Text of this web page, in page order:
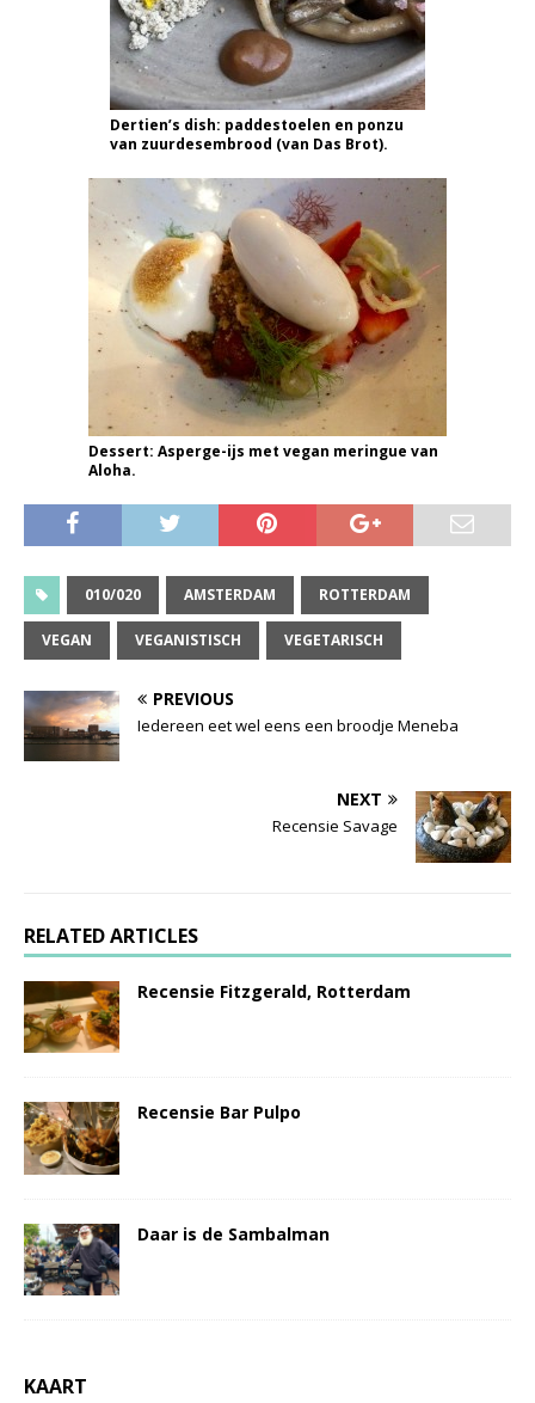
Dertien’s dish: paddestoelen en ponzu
van zuurdesembrood (van Das Brot).
Dessert: Asperge-ijs met vegan meringue van
Aloha.
010/020 AMSTERDAM ROTTERDAM
VEGAN VEGANISTISCH VEGETARISCH
PREVIOUS
Iedereen eet wel eens een broodje Meneba
NEXT
Recensie Savage
RELATED ARTICLES
Recensie Fitzgerald, Rotterdam
Recensie Bar Pulpo
Daar is de Sambalman
KAART